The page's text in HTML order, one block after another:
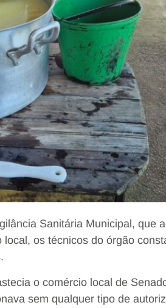
Sanitária Municipal, que
os técnicos do órgão
o comércio local de
sem qualquer tipo de